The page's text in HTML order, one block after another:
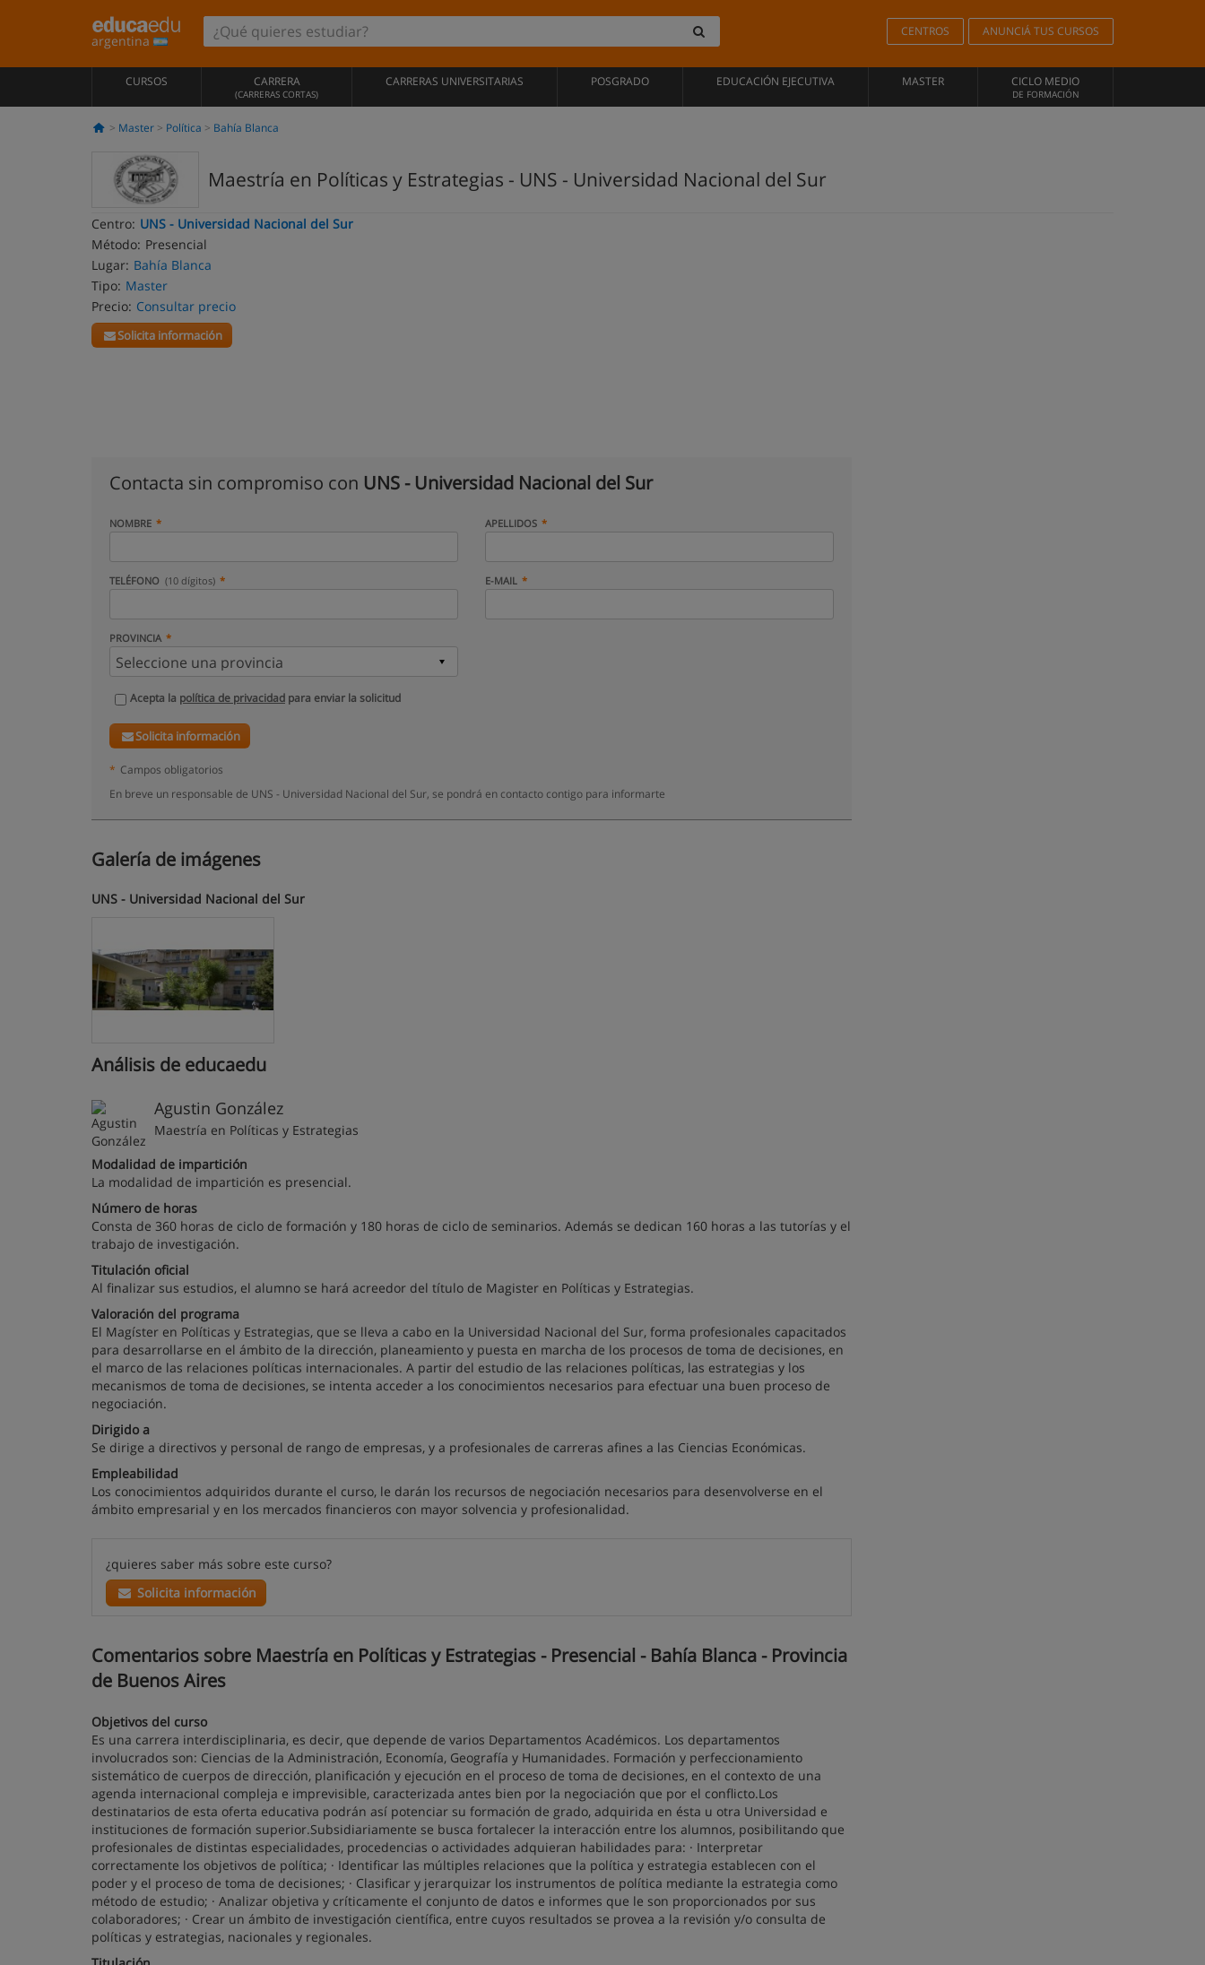
argentina
CENTROS ANUNCIÁ TUS CURSOS
CURSOS CARRERA
(CARRERAS CORTAS)
CARRERAS UNIVERSITARIAS POSGRADO EDUCACIÓN EJECUTIVA MASTER CICLO MEDIO
DE FORMACIÓN
Master Política Bahía Blanca
Maestría en Políticas y Estrategias - UNS - Universidad Nacional del Sur
Centro: UNS - Universidad Nacional del Sur
Método: Presencial
Lugar: Bahía Blanca
Tipo: Master
Precio: Consultar precio
Solicita información
Contacta sin compromiso con UNS - Universidad Nacional del Sur
NOMBRE APELLIDOS
TELÉFONO (10 dígitos) E-MAIL
PROVINCIA
Acepta la política de privacidad para enviar la solicitud
Solicita información
* Campos obligatorios
En breve un responsable de UNS - Universidad Nacional del Sur, se pondrá en contacto contigo para informarte
Galería de imágenes
UNS - Universidad Nacional del Sur
Análisis de educaedu
Agustin González
Maestría en Políticas y Estrategias
Modalidad de impartición
La modalidad de impartición es presencial.
Número de horas
Consta de 360 horas de ciclo de formación y 180 horas de ciclo de seminarios. Además se dedican 160 horas a las tutorías y el
trabajo de investigación.
Titulación oficial
Al finalizar sus estudios, el alumno se hará acreedor del título de Magister en Políticas y Estrategias.
Valoración del programa
El Magíster en Políticas y Estrategias, que se lleva a cabo en la Universidad Nacional del Sur, forma profesionales capacitados
para desarrollarse en el ámbito de la dirección, planeamiento y puesta en marcha de los procesos de toma de decisiones, en
el marco de las relaciones políticas internacionales. A partir del estudio de las relaciones políticas, las estrategias y los
mecanismos de toma de decisiones, se intenta acceder a los conocimientos necesarios para efectuar una buen proceso de
negociación.
Dirigido a
Se dirige a directivos y personal de rango de empresas, y a profesionales de carreras afines a las Ciencias Económicas.
Empleabilidad
Los conocimientos adquiridos durante el curso, le darán los recursos de negociación necesarios para desenvolverse en el
ámbito empresarial y en los mercados financieros con mayor solvencia y profesionalidad.
¿quieres saber más sobre este curso?
Solicita información
Comentarios sobre Maestría en Políticas y Estrategias - Presencial - Bahía Blanca - Provincia
de Buenos Aires
Objetivos del curso
Es una carrera interdisciplinaria, es decir, que depende de varios Departamentos Académicos. Los departamentos
involucrados son: Ciencias de la Administración, Economía, Geografía y Humanidades. Formación y perfeccionamiento
sistemático de cuerpos de dirección, planificación y ejecución en el proceso de toma de decisiones, en el contexto de una
agenda internacional compleja e imprevisible, caracterizada antes bien por la negociación que por el conflicto.Los
destinatarios de esta oferta educativa podrán así potenciar su formación de grado, adquirida en ésta u otra Universidad e
instituciones de formación superior.Subsidiariamente se busca fortalecer la interacción entre los alumnos, posibilitando que
profesionales de distintas especialidades, procedencias o actividades adquieran habilidades para: · Interpretar
correctamente los objetivos de política; · Identificar las múltiples relaciones que la política y estrategia establecen con el
poder y el proceso de toma de decisiones; · Clasificar y jerarquizar los instrumentos de política mediante la estrategia como
método de estudio; · Analizar objetiva y críticamente el conjunto de datos e informes que le son proporcionados por sus
colaboradores; · Crear un ámbito de investigación científica, entre cuyos resultados se provea a la revisión y/o consulta de
políticas y estrategias, nacionales y regionales.